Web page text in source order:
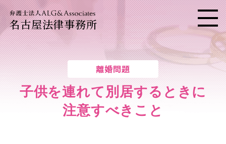
名古屋法律事務所 メニ
離婚問題
子供を連れて別居するときに
注意すべきこと